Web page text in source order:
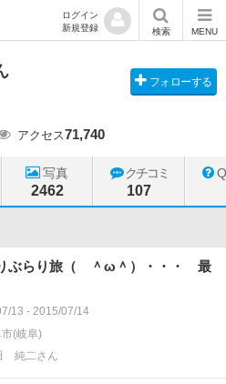
ログイン
新規登録
検索 MENU
フォローする
アクセス71,740
写真
2462
クチコミ
107
ぶらり旅（ ＾ω＾）・・・ 最
13 - 2015/07/14
(岐阜)
純二さん